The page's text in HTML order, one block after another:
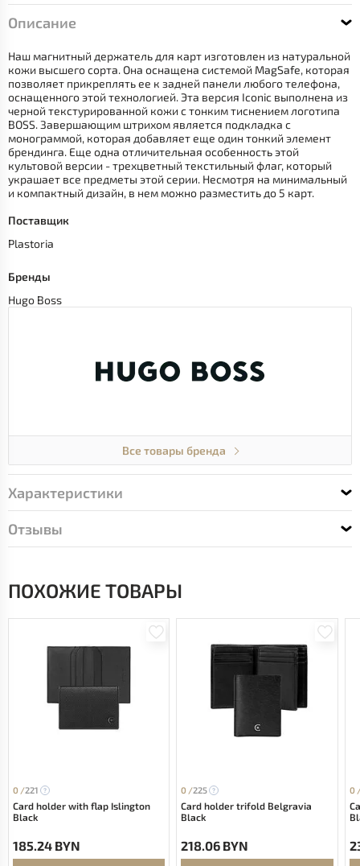
Описание
Наш магнитный держатель для карт изготовлен из натуральной
кожи высшего сорта. Она оснащена системой MagSafe, которая
позволяет прикреплять ее к задней панели любого телефона,
оснащенного этой технологией. Эта версия Iconic выполнена из
черной текстурированной кожи с тонким тиснением логотипа
BOSS. Завершающим штрихом является подкладка с
монограммой, которая добавляет еще один тонкий элемент
брендинга. Еще одна отличительная особенность этой
культовой версии - трехцветный текстильный флаг, который
украшает все предметы этой серии. Несмотря на минимальный
и компактный дизайн, в нем можно разместить до 5 карт.
Поставщик
Plastoria
Бренды
Hugo Boss
Все товары бренда
Характеристики
Отзывы
ПОХОЖИЕ ТОВАРЫ
0 /221
Card holder with flap Islington
Black
185.24 BYN
0 /225
Card holder trifold Belgravia
Black
218.06 BYN
0